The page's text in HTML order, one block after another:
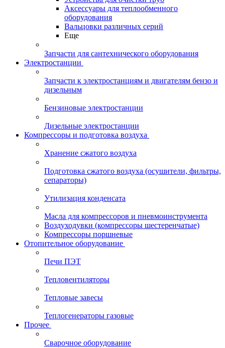
Аксессуары для теплообменного
оборудования
Вальцовки различных серий
Еще
Запчасти для сантехнического оборудования
Электростанции
Запчасти к электростанциям и двигателям бензо и
дизельным
Бензиновые электростанции
Дизельные электростанции
Компрессоры и подготовка воздуха
Хранение сжатого воздуха
Подготовка сжатого воздуха (осушители, фильтры,
сепараторы)
Утилизация конденсата
Масла для компрессоров и пневмоинструмента
Воздуходувки (компрессоры шестеренчатые)
Компрессоры поршневые
Отопительное оборудование
Печи ПЭТ
Тепловентиляторы
Тепловые завесы
Теплогенераторы газовые
Прочее
Сварочное оборудование